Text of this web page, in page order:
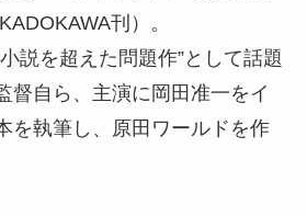
刊）。
説を超えた問題作”として話題
督自ら、主演に岡田准一をイ
を執筆し、原田ワールドを作